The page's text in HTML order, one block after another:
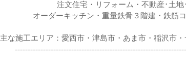
注文住宅・リフォーム・不動産･土
オーダーキッチン・重量鉄骨３階建・鉄筋
主な施工エリア：愛西市・津島市・あま市・稲沢市